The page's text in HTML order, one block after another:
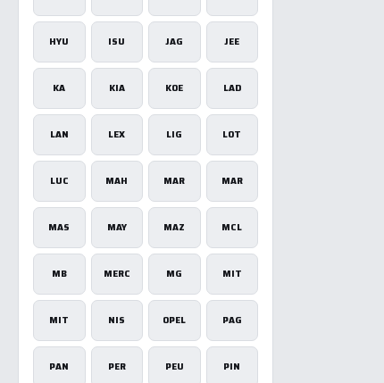
HYU ISU JAG JEE
KA KIA KOE LAD
LAN LEX LIG LOT
LUC MAH MAR MAR
MAS MAY MAZ MCL
MB MERC MG MIT
MIT NIS OPEL PAG
PAN PER PEU PIN